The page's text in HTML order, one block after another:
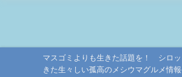
マスゴミよりも生きた話題を！ シロ
きた生々しい孤高のメシウマグルメ情